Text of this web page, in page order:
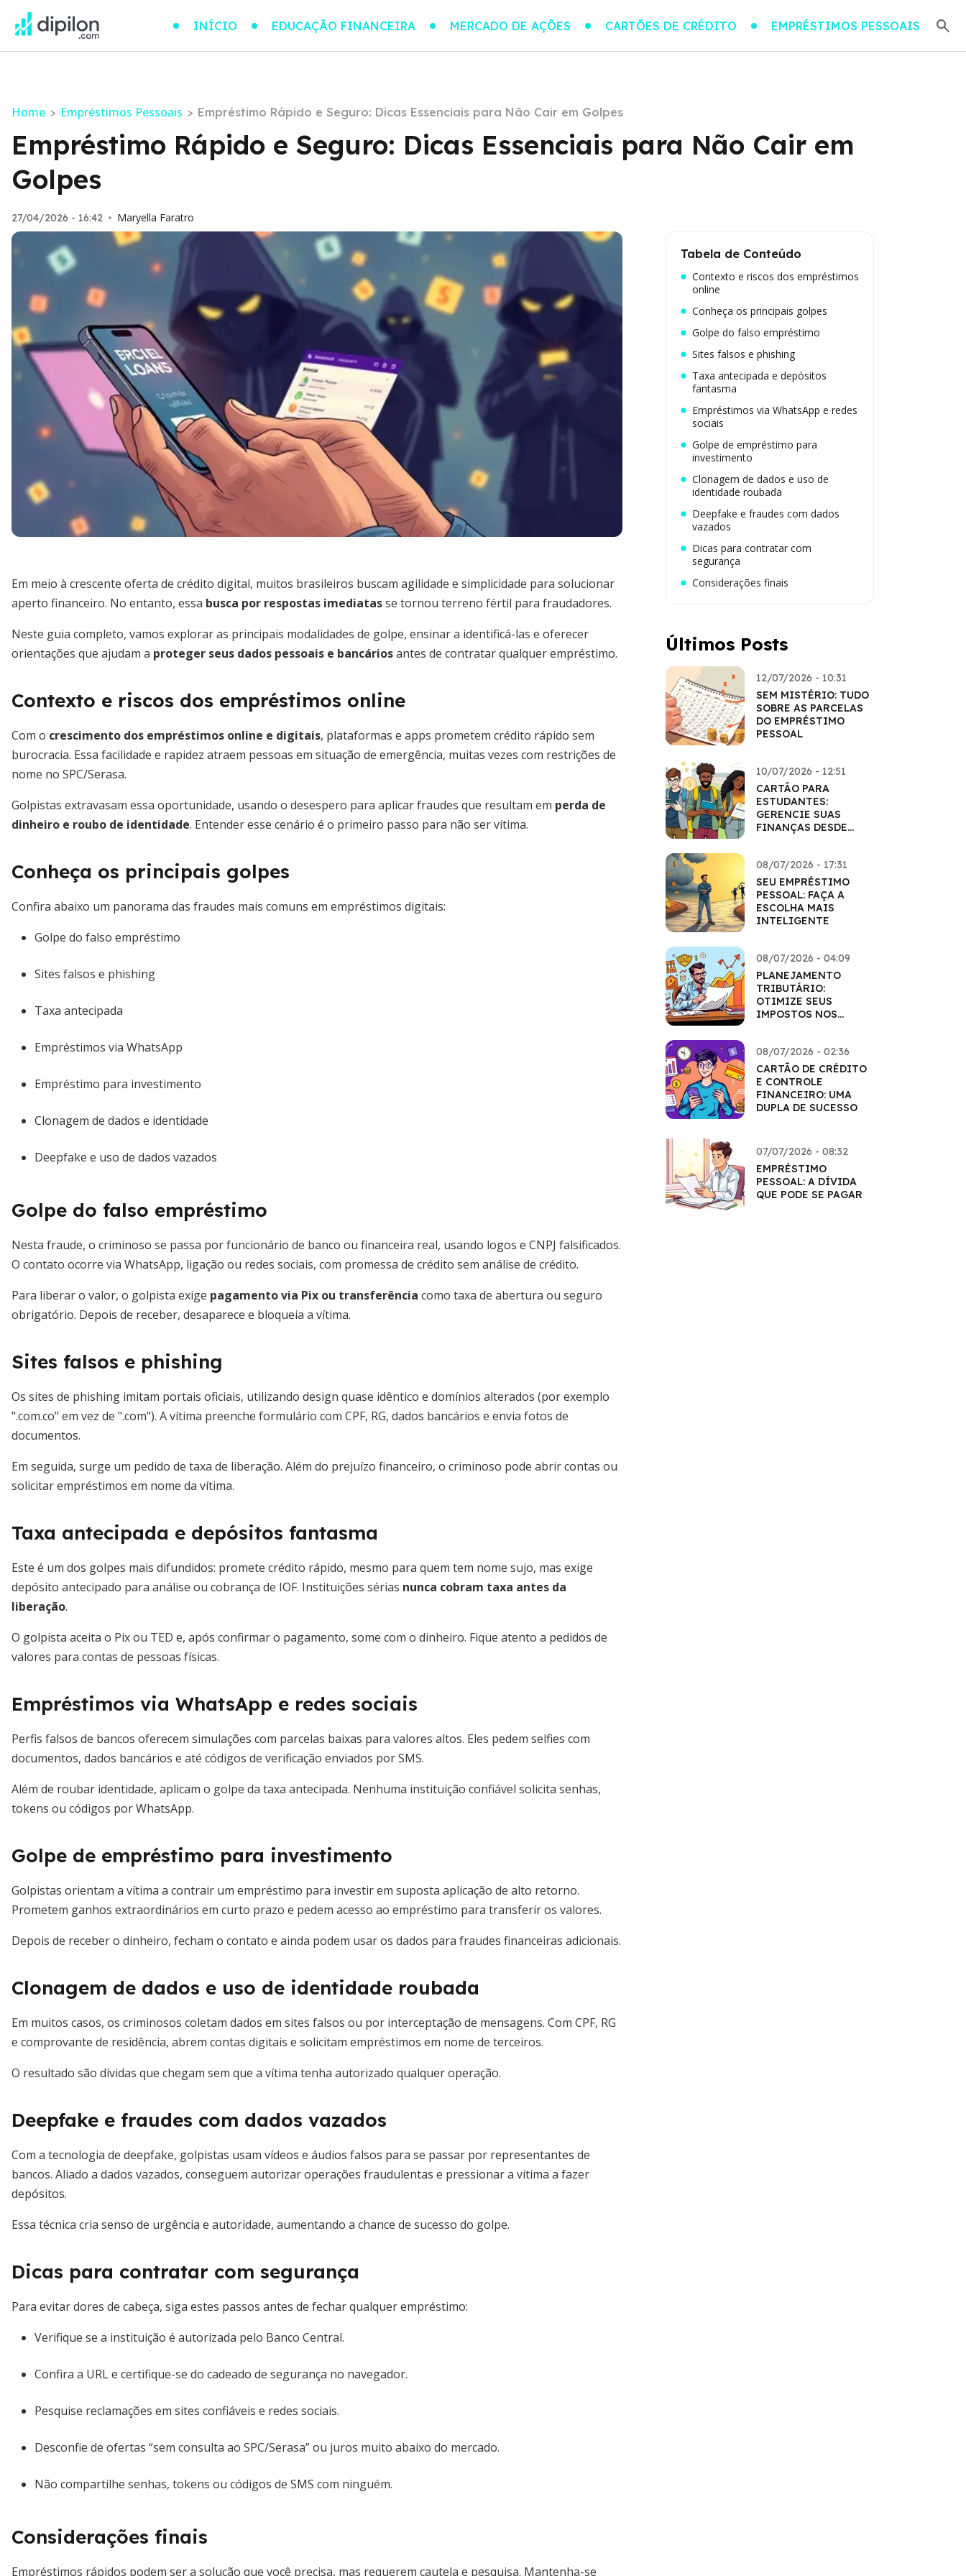
INÍCIO EDUCAÇÃO FINANCEIRA MERCADO DE AÇÕES CARTÕES DE CRÉDITO EMPRÉSTIMOS PESSOAIS
Home > Empréstimos Pessoais > Empréstimo Rápido e Seguro: Dicas Essenciais para Não Cair em Golpes
Empréstimo Rápido e Seguro: Dicas Essenciais para Não Cair em
Golpes
27/04/2026 - 16:42 • Maryella Faratro
Em meio à crescente oferta de crédito digital, muitos brasileiros buscam agilidade e simplicidade para solucionar
aperto financeiro. No entanto, essa busca por respostas imediatasse tornou terreno fértil para fraudadores.
Neste guia completo, vamos explorar as principais modalidades de golpe, ensinar a identificá-las e oferecer
orientações que ajudam a proteger seus dados pessoais e bancáriosantes de contratar qualquer empréstimo.
Contexto e riscos dos empréstimos online
Com o crescimento dos empréstimos online e digitais, plataformas e apps prometem crédito rápido sem
burocracia. Essa facilidade e rapidez atraem pessoas em situação de emergência, muitas vezes com restrições de
nome no SPC/Serasa.
Golpistas extravasam essa oportunidade, usando o desespero para aplicar fraudes que resultam em perda de
dinheiro e roubo de identidade. Entender esse cenário é o primeiro passo para não ser vítima.
Conheça os principais golpes
Confira abaixo um panorama das fraudes mais comuns em empréstimos digitais:
Golpe do falso empréstimo
Sites falsos e phishing
Taxa antecipada
Empréstimos via WhatsApp
Empréstimo para investimento
Clonagem de dados e identidade
Deepfake e uso de dados vazados
Golpe do falso empréstimo
Nesta fraude, o criminoso se passa por funcionário de banco ou financeira real, usando logos e CNPJ falsificados.
O contato ocorre via WhatsApp, ligação ou redes sociais, com promessa de crédito sem análise de crédito.
Para liberar o valor, o golpista exige pagamento via Pix ou transferência como taxa de abertura ou seguro
obrigatório. Depois de receber, desaparece e bloqueia a vítima.
Sites falsos e phishing
Os sites de phishing imitam portais oficiais, utilizando design quase idêntico e domínios alterados (por exemplo
".com.co" em vez de ".com"). A vítima preenche formulário com CPF, RG, dados bancários e envia fotos de
documentos.
Em seguida, surge um pedido de taxa de liberação. Além do prejuízo financeiro, o criminoso pode abrir contas ou
solicitar empréstimos em nome da vítima.
Taxa antecipada e depósitos fantasma
Este é um dos golpes mais difundidos: promete crédito rápido, mesmo para quem tem nome sujo, mas exige
depósito antecipado para análise ou cobrança de IOF. Instituições sérias nunca cobram taxa antes da
liberação.
O golpista aceita o Pix ou TED e, após confirmar o pagamento, some com o dinheiro. Fique atento a pedidos de
valores para contas de pessoas físicas.
Empréstimos via WhatsApp e redes sociais
Perfis falsos de bancos oferecem simulações com parcelas baixas para valores altos. Eles pedem selfies com
documentos, dados bancários e até códigos de verificação enviados por SMS.
Além de roubar identidade, aplicam o golpe da taxa antecipada. Nenhuma instituição confiável solicita senhas,
tokens ou códigos por WhatsApp.
Golpe de empréstimo para investimento
Golpistas orientam a vítima a contrair um empréstimo para investir em suposta aplicação de alto retorno.
Prometem ganhos extraordinários em curto prazo e pedem acesso ao empréstimo para transferir os valores.
Depois de receber o dinheiro, fecham o contato e ainda podem usar os dados para fraudes financeiras adicionais.
Clonagem de dados e uso de identidade roubada
Em muitos casos, os criminosos coletam dados em sites falsos ou por interceptação de mensagens. Com CPF, RG
e comprovante de residência, abrem contas digitais e solicitam empréstimos em nome de terceiros.
O resultado são dívidas que chegam sem que a vítima tenha autorizado qualquer operação.
Deepfake e fraudes com dados vazados
Com a tecnologia de deepfake, golpistas usam vídeos e áudios falsos para se passar por representantes de
bancos. Aliado a dados vazados, conseguem autorizar operações fraudulentas e pressionar a vítima a fazer
depósitos.
Essa técnica cria senso de urgência e autoridade, aumentando a chance de sucesso do golpe.
Dicas para contratar com segurança
Para evitar dores de cabeça, siga estes passos antes de fechar qualquer empréstimo:
Verifique se a instituição é autorizada pelo Banco Central.
Confira a URL e certifique-se do cadeado de segurança no navegador.
Pesquise reclamações em sites confiáveis e redes sociais.
Desconfie de ofertas “sem consulta ao SPC/Serasa” ou juros muito abaixo do mercado.
Não compartilhe senhas, tokens ou códigos de SMS com ninguém.
Considerações finais
Empréstimos rápidos podem ser a solução que você precisa, mas requerem cautela e pesquisa. Mantenha-se
Tabela de Conteúdo
Contexto e riscos dos empréstimos
online
Conheça os principais golpes
Golpe do falso empréstimo
Sites falsos e phishing
Taxa antecipada e depósitos
fantasma
Empréstimos via WhatsApp e redes
sociais
Golpe de empréstimo para
investimento
Clonagem de dados e uso de
identidade roubada
Deepfake e fraudes com dados
vazados
Dicas para contratar com
segurança
Considerações finais
Últimos Posts
12/07/2026 - 10:31
SEM MISTÉRIO: TUDO
SOBRE AS PARCELAS
DO EMPRÉSTIMO
PESSOAL
10/07/2026 - 12:51
CARTÃO PARA
ESTUDANTES:
GERENCIE SUAS
FINANÇAS DESDE
08/07/2026 - 17:31
SEU EMPRÉSTIMO
PESSOAL: FAÇA A
ESCOLHA MAIS
INTELIGENTE
08/07/2026 - 04:09
PLANEJAMENTO
TRIBUTÁRIO:
OTIMIZE SEUS
IMPOSTOS NOS
08/07/2026 - 02:36
CARTÃO DE CRÉDITO
E CONTROLE
FINANCEIRO: UMA
DUPLA DE SUCESSO
07/07/2026 - 08:32
EMPRÉSTIMO
PESSOAL: A DÍVIDA
QUE PODE SE PAGAR